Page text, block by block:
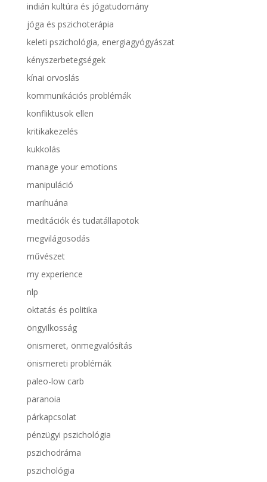
indián kultúra és jógatudomány
jóga és pszichoterápia
keleti pszichológia, energiagyógyászat
kényszerbetegségek
kínai orvoslás
kommunikációs problémák
konfliktusok ellen
kritikakezelés
kukkolás
manage your emotions
manipuláció
marihuána
meditációk és tudatállapotok
megvilágosodás
művészet
my experience
nlp
oktatás és politika
öngyilkosság
önismeret, önmegvalósítás
önismereti problémák
paleo-low carb
paranoia
párkapcsolat
pénzügyi pszichológia
pszichodráma
pszichológia